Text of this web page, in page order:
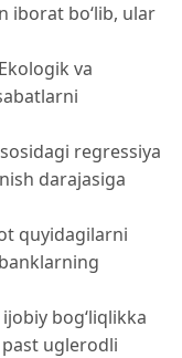
iborat bo‘lib, ular
va
regressiya
darajasiga
quyidagilarni
bog‘liqlikka
uglerodli